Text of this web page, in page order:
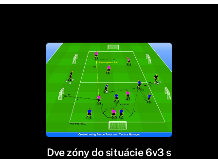
Dve zóny do situácie 6v3 s